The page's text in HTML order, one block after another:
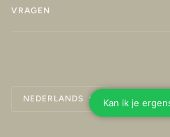
VRAGEN
Taal
NEDERLANDS